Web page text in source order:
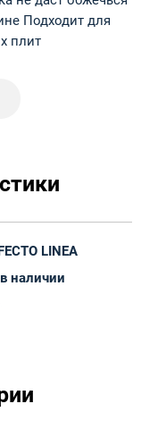
Подходит для
плит
LINEA
наличии